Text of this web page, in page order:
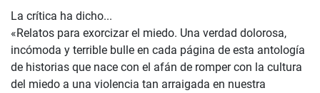
La crítica ha dicho...
«Relatos para exorcizar el miedo. Una verdad dolorosa,
incómoda y terrible bulle en cada página de esta antología
de historias que nace con el afán de romper con la cultura
del miedo a una violencia tan arraigada en nuestra